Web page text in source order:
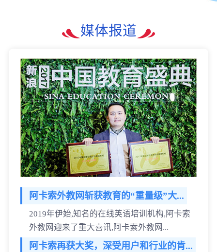
媒体报道
阿卡索外教网斩获教育的“重量级”大...
2019年伊始,知名的在线英语培训机构,阿卡索
外教网迎来了重大喜讯,阿卡索外教网...
阿卡索再获大奖，深受用户和行业的肯...